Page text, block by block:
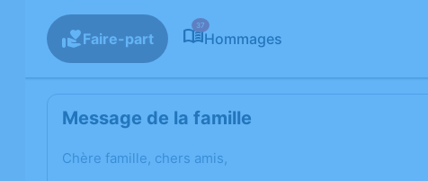
Faire-part
37
Hommages
Message de la famille
Chère famille, chers amis,